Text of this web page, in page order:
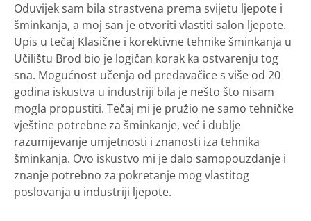
Oduvijek sam bila strastvena prema svijetu ljepote i
šminkanja, a moj san je otvoriti vlastiti salon ljepote.
Upis u tečaj Klasične i korektivne tehnike šminkanja u
Učilištu Brod bio je logičan korak ka ostvarenju tog
sna. Mogućnost učenja od predavačice s više od 20
godina iskustva u industriji bila je nešto što nisam
mogla propustiti. Tečaj mi je pružio ne samo tehničke
vještine potrebne za šminkanje, već i dublje
razumijevanje umjetnosti i znanosti iza tehnika
šminkanja. Ovo iskustvo mi je dalo samopouzdanje i
znanje potrebno za pokretanje mog vlastitog
poslovanja u industriji ljepote.